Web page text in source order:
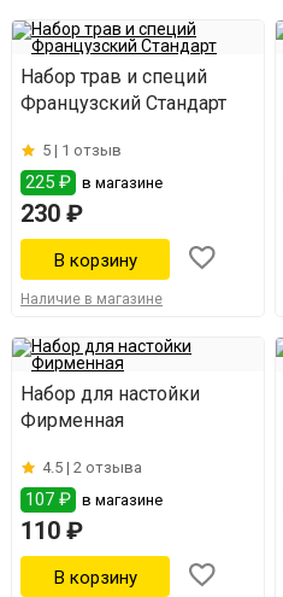
Набор трав и специй
Французский Стандарт
5 | 1 отзыв
225 ₽ в магазине
230 ₽
Наличие в магазине
Набор для настойки
Фирменная
4.5 | 2 отзыва
107 ₽ в магазине
110 ₽